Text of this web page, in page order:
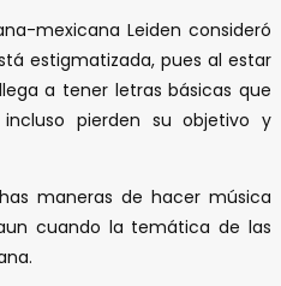
mexicana Leiden consideró
estigmatizada, pues al estar
a tener letras básicas que
pierden su objetivo y
maneras de hacer música
cuando la temática de las